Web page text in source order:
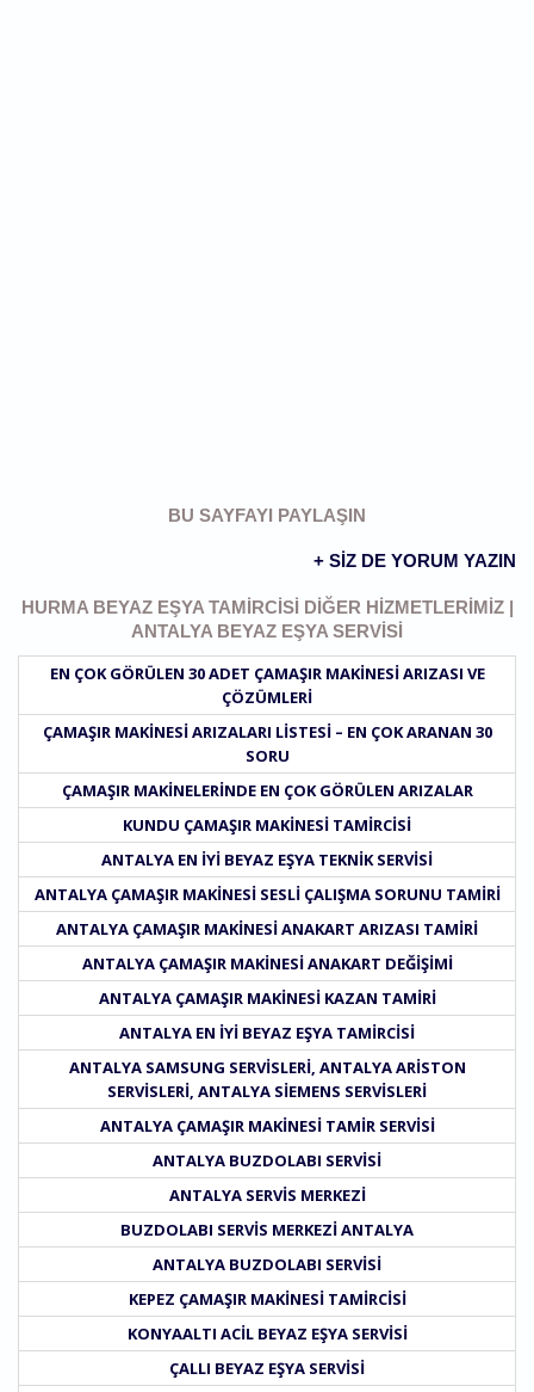
BU SAYFAYI PAYLAŞIN
+ SIZ DE YORUM YAZIN
HURMA BEYAZ EŞYA TAMIRCISI DIĞER HIZMETLERIMIZ |
ANTALYA BEYAZ EŞYA SERVISI
EN ÇOK GÖRÜLEN 30 ADET ÇAMAŞIR MAKINESI ARIZASI VE
ÇÖZÜMLERI
ÇAMAŞIR MAKINESI ARIZALARI LISTESI – EN ÇOK ARANAN 30
SORU
ÇAMAŞIR MAKINELERINDE EN ÇOK GÖRÜLEN ARIZALAR
KUNDU ÇAMAŞIR MAKINESI TAMIRCISI
ANTALYA EN IYI BEYAZ EŞYA TEKNIK SERVISI
ANTALYA ÇAMAŞIR MAKINESI SESLI ÇALIŞMA SORUNU TAMIRI
ANTALYA ÇAMAŞIR MAKINESI ANAKART ARIZASI TAMIRI
ANTALYA ÇAMAŞIR MAKINESI ANAKART DEĞIŞIMI
ANTALYA ÇAMAŞIR MAKINESI KAZAN TAMIRI
ANTALYA EN IYI BEYAZ EŞYA TAMIRCISI
ANTALYA SAMSUNG SERVISLERI, ANTALYA ARISTON
SERVISLERI, ANTALYA SIEMENS SERVISLERI
ANTALYA ÇAMAŞIR MAKINESI TAMIR SERVISI
ANTALYA BUZDOLABI SERVISI
ANTALYA SERVIS MERKEZI
BUZDOLABI SERVIS MERKEZI ANTALYA
ANTALYA BUZDOLABI SERVISI
KEPEZ ÇAMAŞIR MAKINESI TAMIRCISI
KONYAALTI ACIL BEYAZ EŞYA SERVISI
ÇALLI BEYAZ EŞYA SERVISI